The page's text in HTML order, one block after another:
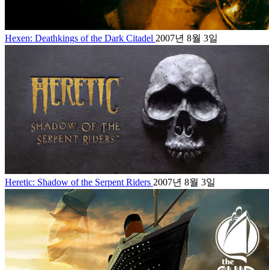
Hexen: Deathkings of the Dark Citadel 2007년 8월 3일
Heretic: Shadow of the Serpent Riders 2007년 8월 3일